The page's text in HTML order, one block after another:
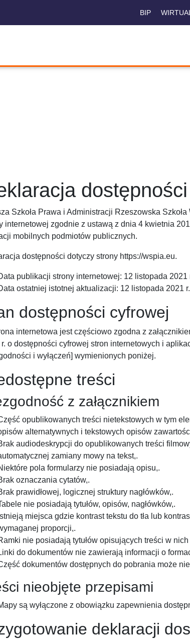
BIP
dostępności
Szkoła Prawa i Administracji Rzeszowska Szkoła
internetowej zgodnie z ustawą z dnia 4 kwietnia
mobilnych podmiotów publicznych.
dostępności dotyczy strony https://wspia.eu.
publikacji strony internetowej: 12 listopada 2021
ostatniej istotnej aktualizacji: 12 listopada 2021 r.
dostępności cyfrowej
internetowa jest częściowo zgodna z
r. o dostępności cyfrowej stron internetowych i
i wyłączeń] wymienionych poniżej.
treści
z załącznikiem
opublikowanych treści nietekstowych w tym
alternatywnych i tekstowych opisów
audiodeskrypcji do opublikowanych treści
zamiany mowy na tekst,.
pola formularzy nie posiadają opisu,.
oznaczania cytatów,.
prawidłowej, logicznej struktury nagłówków,.
nie posiadają tytułów, opisów, nagłówków,.
Istnieją miejsca gdzie kontrast tekstu do tła lub
proporcji,.
nie posiadają tytułów opisujących treści w
do dokumentów nie zawierają informacji o
dokumentów dostępnych do pobrania może
nieobjęte przepisami
są wyłączone z obowiązku zapewnienia
deklaracji